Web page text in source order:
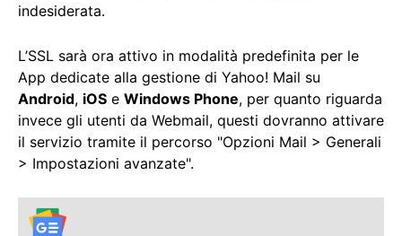
indesiderata.
L’SSL sarà ora attivo in modalità predefinita per le
App dedicate alla gestione di Yahoo! Mail su
Android, iOS e Windows Phone, per quanto riguarda
invece gli utenti da Webmail, questi dovranno attivare
il servizio tramite il percorso "Opzioni Mail > Generali
> Impostazioni avanzate".